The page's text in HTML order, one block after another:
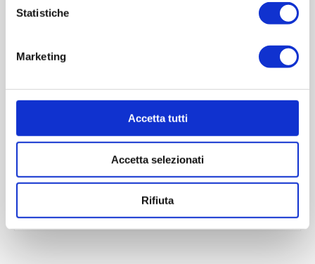
Statistiche
Marketing
Accetta tutti
Accetta selezionati
Rifiuta
REVIEWS
CONTACT US